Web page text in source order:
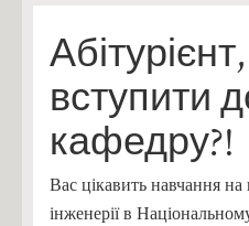
вступити
кафедру?!
Вас цікавить навчання на
інженерії в